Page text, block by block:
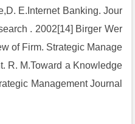
E.Internet Banking. Jour
. 2002[14] Birger Wer
of Firm. Strategic Manage
R. M.Toward a Knowledge
Management Journal